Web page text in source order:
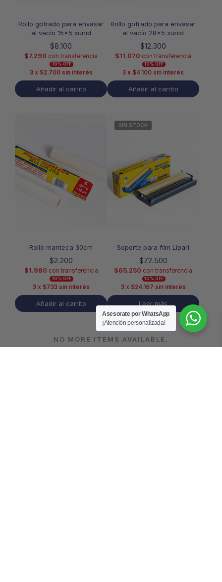
Rollo gofrado para envasar
al vacío 15×5 xunid
$8.100
$7.290 con transferencia
10% OFF
3 x $2.700 sin interés
Añadir al carrito
Rollo gofrado para envasar
al vacío 28×5 xunid
$12.300
$11.070 con transferencia
10% OFF
3 x $4.100 sin interés
Añadir al carrito
Rollo manteca 30cm
$2.200
$1.980 con transferencia
10% OFF
3 x $733 sin interés
Añadir al carrito
SIN STOCK
Soporte para film Lipari
$72.500
$65.250 con transferencia
10% OFF
3 x $24.167 sin interés
Leer más
NO MORE ITEMS AVAILABLE.
Asesorate por WhatsApp
¡Atención personalizada!